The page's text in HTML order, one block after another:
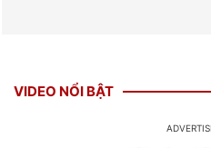
VIDEO NỔI BẬT